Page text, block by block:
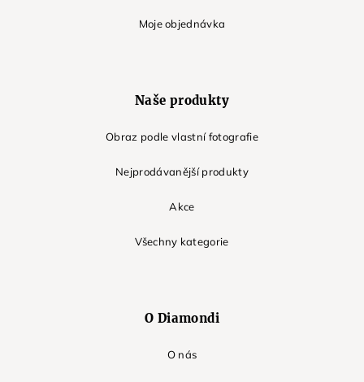
Moje objednávka
Naše produkty
Obraz podle vlastní fotografie
Nejprodávanější produkty
Akce
Všechny kategorie
O Diamondi
O nás